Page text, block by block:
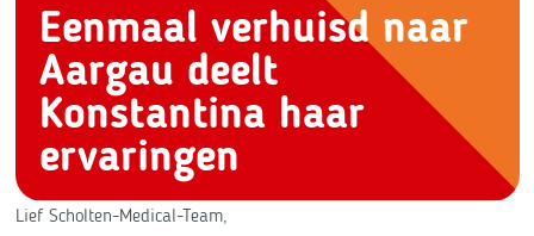
Eenmaal verhuisd naar
Aargau deelt
Konstantina haar
ervaringen
Lief Scholten-Medical-Team,